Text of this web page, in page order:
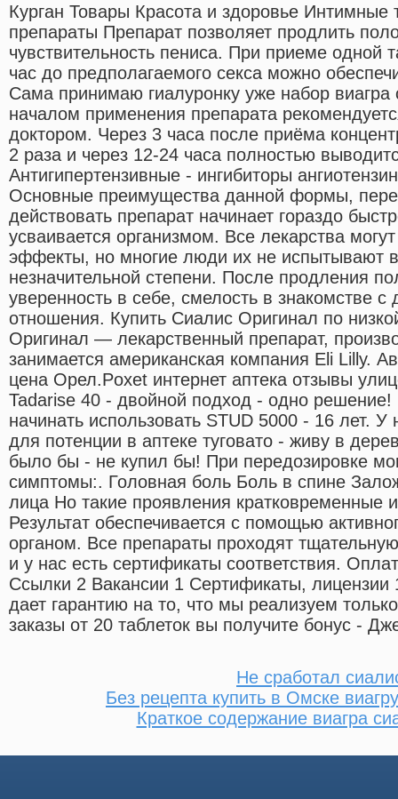
Курган Товары Красота и здоровье
препараты Препарат позволяет продлить
чувствительность пениса. При приеме одной
час до предполагаемого секса можно
Сама принимаю гиалуронку уже набор
началом применения препарата
доктором. Через 3 часа после приёма
2 раза и через 12-24 часа полностью
Антигипертензивные - ингибиторы
Основные преимущества данной формы,
действовать препарат начинает гораздо
усваивается организмом. Все лекарства
эффекты, но многие люди их не испытывают
незначительной степени. После продления
уверенность в себе, смелость в знакомстве
отношения. Купить Сиалис Оригинал по
Оригинал — лекарственный препарат,
занимается американская компания Eli Lilly.
цена Орел.Poxet интернет аптека отзывы
Tadarise 40 - двойной подход - одно решение!
начинать использовать STUD 5000 - 16 лет.
для потенции в аптеке туговато - живу в
было бы - не купил бы! При передозировке
симптомы:. Головная боль Боль в спине
лица Но такие проявления кратковременные
Результат обеспечивается с помощью
органом. Все препараты проходят
и у нас есть сертификаты соответствия.
Ссылки 2 Вакансии 1 Сертификаты, лицензии
дает гарантию на то, что мы реализуем
заказы от 20 таблеток вы получите бонус -
Не сработал
Без рецепта купить в Омске
Краткое содержание виагра